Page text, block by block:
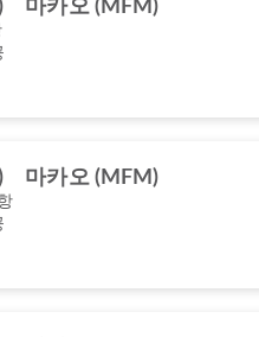
마카오 (MFM)
마카오 (MFM)